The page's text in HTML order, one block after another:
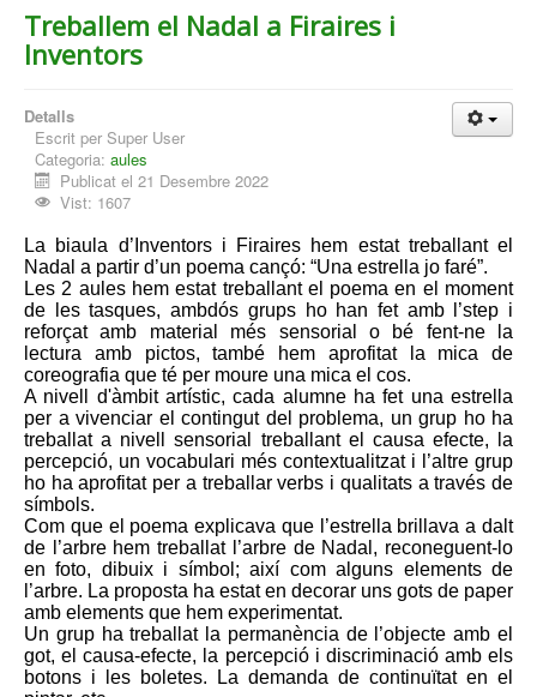
Treballem el Nadal a Firaires i
Inventors
Detalls
Escrit per Super User
Categoria: aules
Publicat el 21 Desembre 2022
Vist: 1607
La biaula d’Inventors i Firaires hem estat treballant el
Nadal a partir d’un poema cançó: “Una estrella jo faré”.
Les 2 aules hem estat treballant el poema en el moment
de les tasques, ambdós grups ho han fet amb l’step i
reforçat amb material més sensorial o bé fent-ne la
lectura amb pictos, també hem aprofitat la mica de
coreografia que té per moure una mica el cos.
A nivell d'àmbit artístic, cada alumne ha fet una estrella
per a vivenciar el contingut del problema, un grup ho ha
treballat a nivell sensorial treballant el causa efecte, la
percepció, un vocabulari més contextualitzat i l’altre grup
ho ha aprofitat per a treballar verbs i qualitats a través de
símbols.
Com que el poema explicava que l’estrella brillava a dalt
de l’arbre hem treballat l’arbre de Nadal, reconeguent-lo
en foto, dibuix i símbol; així com alguns elements de
l’arbre. La proposta ha estat en decorar uns gots de paper
amb elements que hem experimentat.
Un grup ha treballat la permanència de l’objecte amb el
got, el causa-efecte, la percepció i discriminació amb els
botons i les boletes. La demanda de continuïtat en el